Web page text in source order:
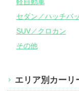
セダン／ハッチバ
SUV／クロカン
その他
エリア別カーリ